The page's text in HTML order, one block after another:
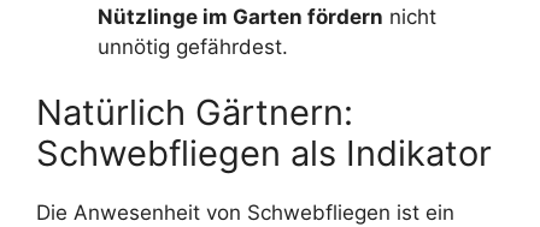
Nützlinge im Garten fördern nicht
unnötig gefährdest.
Natürlich Gärtnern:
Schwebfliegen als Indikator
Die Anwesenheit von Schwebfliegen ist ein